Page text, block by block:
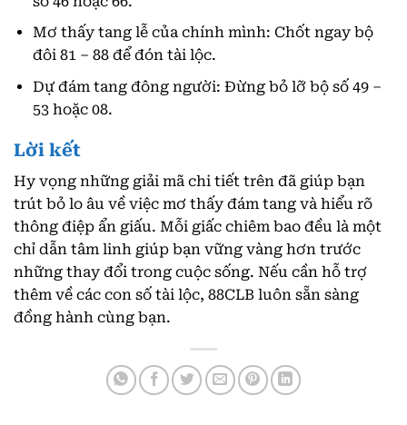
Mơ thấy tang lễ của chính mình: Chốt ngay bộ
đôi 81 – 88 để đón tài lộc.
Dự đám tang đông người: Đừng bỏ lỡ bộ số 49 –
53 hoặc 08.
Lời kết
Hy vọng những giải mã chi tiết trên đã giúp bạn
trút bỏ lo âu về việc mơ thấy đám tang và hiểu rõ
thông điệp ẩn giấu. Mỗi giấc chiêm bao đều là một
chỉ dẫn tâm linh giúp bạn vững vàng hơn trước
những thay đổi trong cuộc sống. Nếu cần hỗ trợ
thêm về các con số tài lộc, 88CLB luôn sẵn sàng
đồng hành cùng bạn.